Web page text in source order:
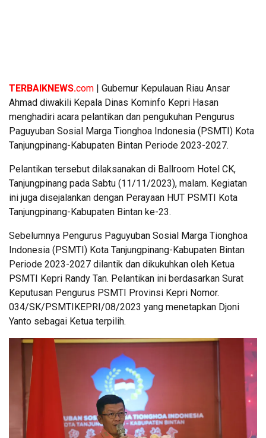
TERBAIKNEWS.com | Gubernur Kepulauan Riau Ansar
Ahmad diwakili Kepala Dinas Kominfo Kepri Hasan
menghadiri acara pelantikan dan pengukuhan Pengurus
Paguyuban Sosial Marga Tionghoa Indonesia (PSMTI) Kota
Tanjungpinang-Kabupaten Bintan Periode 2023-2027.
Pelantikan tersebut dilaksanakan di Ballroom Hotel CK,
Tanjungpinang pada Sabtu (11/11/2023), malam. Kegiatan
ini juga disejalankan dengan Perayaan HUT PSMTI Kota
Tanjungpinang-Kabupaten Bintan ke-23.
Sebelumnya Pengurus Paguyuban Sosial Marga Tionghoa
Indonesia (PSMTI) Kota Tanjungpinang-Kabupaten Bintan
Periode 2023-2027 dilantik dan dikukuhkan oleh Ketua
PSMTI Kepri Randy Tan. Pelantikan ini berdasarkan Surat
Keputusan Pengurus PSMTI Provinsi Kepri Nomor.
034/SK/PSMTIKEPRI/08/2023 yang menetapkan Djoni
Yanto sebagai Ketua terpilih.